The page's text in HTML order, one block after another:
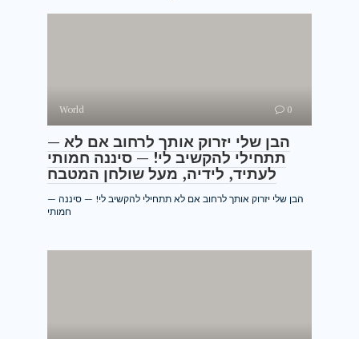
World 0
— הבן שלי יזרוק אותך לרחוב אם לא
תתחילי להקשיב לי! — סיננה חמותי
לעתיד, לידיה, מעל שולחן המטבח
— הבן שלי יזרוק אותך לרחוב אם לא תתחילי להקשיב לי! — סיננה
חמותי